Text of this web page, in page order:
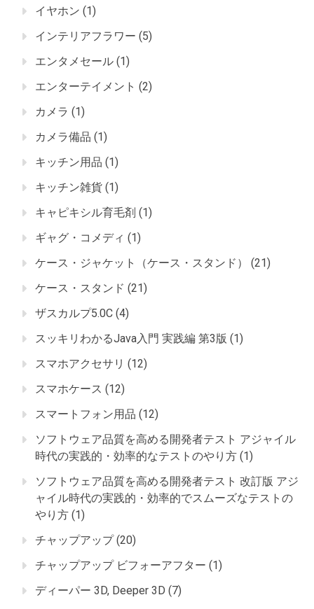
イヤホン (1)
インテリアフラワー (5)
エンタメセール (1)
エンターテイメント (2)
カメラ (1)
カメラ備品 (1)
キッチン用品 (1)
キッチン雑貨 (1)
キャピキシル育毛剤 (1)
ギャグ・コメディ (1)
ケース・ジャケット（ケース・スタンド）
(21)
ケース・スタンド (21)
ザスカルプ5.0C (4)
スッキリわかるJava入門 実践編 第3版 (1)
スマホアクセサリ (12)
スマホケース (12)
スマートフォン用品 (12)
ソフトウェア品質を高める開発者テスト アジャイル
時代の実践的・効率的なテストのやり方 (1)
ソフトウェア品質を高める開発者テスト 改訂版 アジ
ャイル時代の実践的・効率的でスムーズなテストの
やり方 (1)
チャップアップ(20)
チャップアップ ビフォーアフター (1)
ディーパー 3D, Deeper 3D (7)